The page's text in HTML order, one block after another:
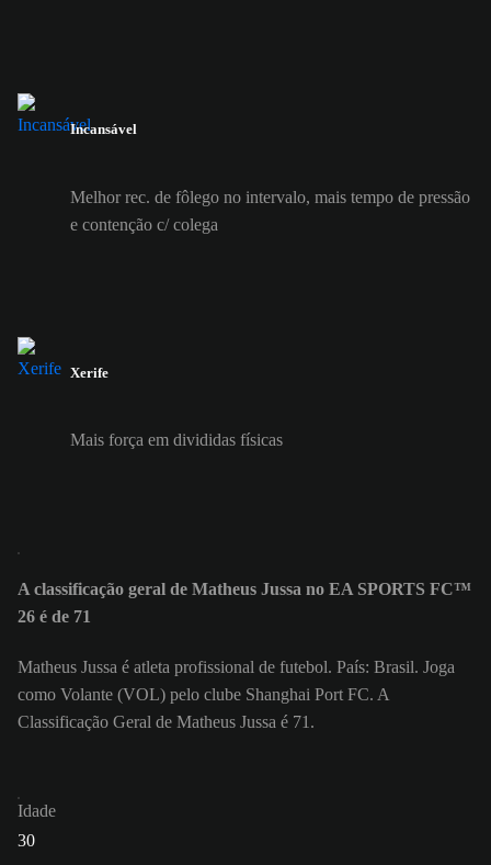
Incansável
Melhor rec. de fôlego no intervalo, mais tempo de pressão
e contenção c/ colega
Xerife
Mais força em divididas físicas
A classificação geral de Matheus Jussa no EA SPORTS FC™
26 é de 71
Matheus Jussa é atleta profissional de futebol. País: Brasil. Joga
como Volante (VOL) pelo clube Shanghai Port FC. A
Classificação Geral de Matheus Jussa é 71.
Idade
30